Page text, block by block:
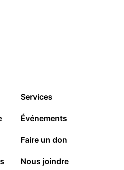
Services
Événements
Faire un don
Nous joindre